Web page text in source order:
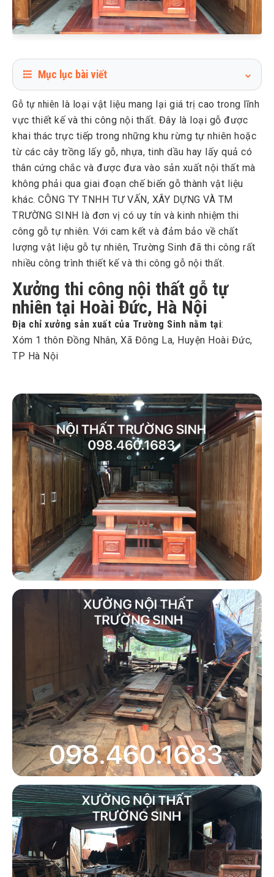
Mục lục bài viết
2
Những nhược điểm của gỗ tự nhiên:
Gỗ tự nhiên là loại vật liệu mang lại giá trị cao trong lĩnh
vực thiết kế và thi công nội thất. Đây là loại gỗ được
khai thác trực tiếp trong những khu rừng tự nhiên hoặc
từ các cây trồng lấy gỗ, nhựa, tinh dầu hay lấy quả có
thân cứng chắc và được đưa vào sản xuất nội thất mà
không phải qua giai đoạn chế biến gỗ thành vật liệu
khác. CÔNG TY TNHH TƯ VẤN, XÂY DỰNG VÀ TM
TRƯỜNG SINH là đơn vị có uy tín và kinh nhiệm thi
công gỗ tự nhiên. Với cam kết và đảm bảo về chất
lượng vật liệu gỗ tự nhiên, Trường Sinh đã thi công rất
nhiều công trình thiết kế và thi công gỗ nội thất.
Xưởng thi công nội thất gỗ tự
nhiên tại Hoài Đức, Hà Nội
Địa chỉ xưởng sản xuất của Trường Sinh nằm tại:
Xóm 1 thôn Đồng Nhân, Xã Đông La, Huyện Hoài Đức,
TP Hà Nội